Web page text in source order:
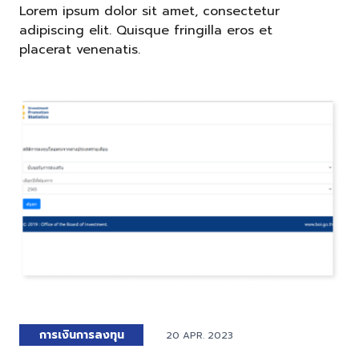
Lorem ipsum dolor sit amet, consectetur
adipiscing elit. Quisque fringilla eros et
placerat venenatis.
การเงินการลงทุน 20 APR. 2023